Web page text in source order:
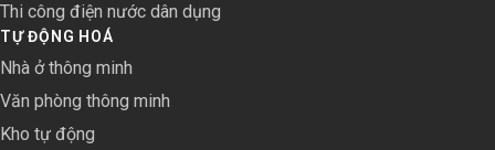
Thi công điện nước dân dụng
TỰ ĐỘNG HOÁ
Nhà ở thông minh
Văn phòng thông minh
Kho tự động